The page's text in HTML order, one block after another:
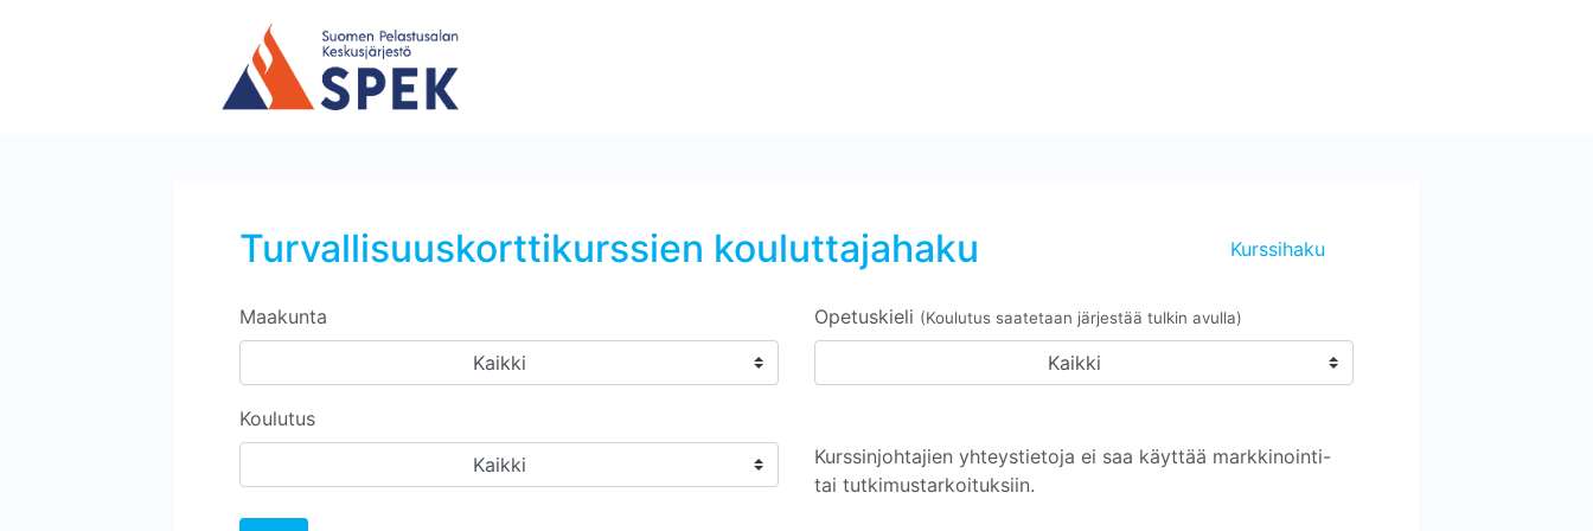
Turvallisuuskorttikurssien kouluttajahaku Kurssihaku
Maakunta
Kaikki
Opetuskieli (Koulutus saatetaan järjestää tulkin avulla)
Kaikki
Koulutus
Kaikki
Kurssinjohtajien yhteystietoja ei saa käyttää markkinointi-
tai tutkimustarkoituksiin.